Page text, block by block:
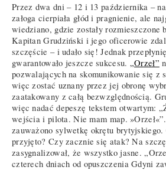
Przez dwa dni – 12 i 13 października –
załoga cierpiała głód i pragnienie, ale
wiedziano, gdzie zostały rozmieszczone
Kapitan Grudziński i jego oficerowie
szczęście – i udało się! Jednak
gwarantowało jeszcze sukcesu. „Orzeł”
pozwalających na skomunikowanie się z
więc zostać uznany przez jej obronę
zaatakowany z całą bezwzględnością.
więc nadać depeszę tekstem otwartym:
wejścia i pilota. Nie mam map.
zauważono sylwetkę okrętu brytyjskiego.
przyjęto? Czy zacznie się atak? Na
zasygnalizował, że wszystko jasne.
czterech dniach od opuszczenia Gdyni